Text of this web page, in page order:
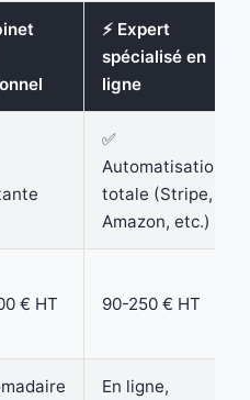
⚡ Expert
spécialisé en
ligne
✅
Automatisation
totale (Stripe,
Amazon, etc.)
€ HT 90-250 € HT
En ligne,